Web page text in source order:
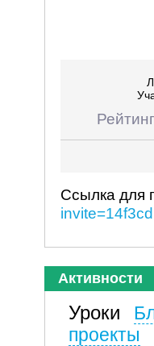
Ссылка для
invite=14f3cd
Активности
Уроки
проекты